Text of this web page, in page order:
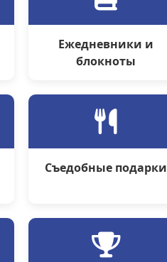
Ежедневники и
блокноты
Съедобные подарки